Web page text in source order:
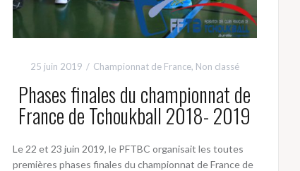
25 juin 2019 Championnat de France, Non classé
Phases finales du championnat de
France de Tchoukball 2018- 2019
Le 22 et 23 juin 2019, le PFTBC organisait les toutes
premières phases finales du championnat de France de